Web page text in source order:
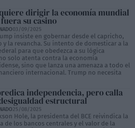
dirigir la economía mundial
su casino
03/09/2025
insiste en gobernar desde el capricho,
y la revancha. Su intento de domesticar a la
para que obedezca a su lógica
solo atenta contra la economía
sino que lanza una amenaza a todo el
internacional. Trump no necesita
independencia, pero calla
estructural
25/08/2025
Hole, la presidenta del BCE reivindica la
de los bancos centrales y el valor de la